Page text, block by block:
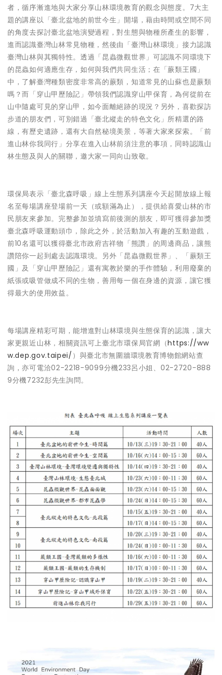
者，循序漸進地與大家分享山林環境教育的觀念與態度。7大主
題的講座以「臺北盆地的前世今生」開場，藉由時間或空間不同
的角度去探討臺北盆地演變過程，對生態與物種所產生的影響，
進而認識臺灣山林常見物種，然後由「臺灣山林環境」接力認識
臺灣山林與其獨特性。透過「昆蟲微觀世界」可認識不同環境下
的昆蟲如何適應生存，如何與我們共同生活；在「蕨類王國」
中，了解臺灣種類密度非常高的蕨類，知道常見的山蘇也是蕨類
嗎？而「穿山甲歷險記」帶領我們認識穿山甲保育，為何從前在
山中隨處可見的穿山甲，如今面離絕跡的現況？另外，喜歡探訪
步道的朋友們，可別錯過「臺北縱走的特色文化」所精選的路
線，有歷史遺跡，還有大自然秘境美景，等著大家來探索。「前
進山林你我同行」分享在進入山林前須注意的事項，同時認識山
林生態及與人的關聯，邀大家一同向山致敬。
環保局表示「臺北森呼吸」線上生態系列講座今天起開放線上報
名至每場講座登場前一天（或額滿為止），提供給喜愛山林的市
民朋友來參加。完整參加並填寫前後測的朋友，即可獲得參加獎
臺北森呼吸運動頭巾，除此之外，於活動加入有趣的互動遊戲，
前10名還可以獲得臺北市政府吉祥物「熊讚」的周邊商品，讓熊
讚陪你一起到處去認識環境。另外「昆蟲微觀世界」、「蕨類王
國」及「穿山甲歷險記」還有寓教於樂的手作體驗，利用廢棄的
紙張或吸管做成不同的生物，善用每一個在身邊的資源，讓它獲
得最大的使用效益。
每場講座精彩可期，能增進對山林環境與生態保育的認識，讓大
家更親近山林，相關資訊可上臺北市環保局官網（https://ww
w.dep.gov.taipei/ ）與臺北市無圍牆環境教育博物館網站查
詢，亦可電洽02-2218-9099分機233呂小姐、02-2720-888
9分機7232彭先生詢問。